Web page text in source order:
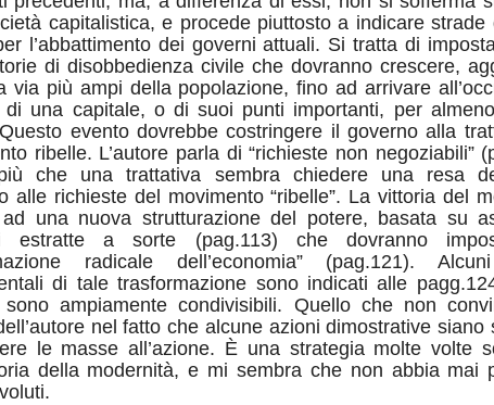
capitalistica, e procede piuttosto a indicare strade
l’abbattimento dei governi attuali. Si tratta di
di disobbedienza civile che dovranno crescere,
via più ampi della popolazione, fino ad arrivare
di una capitale, o di suoi punti importanti, per
evento dovrebbe costringere il governo alla
ribelle. L’autore parla di “richieste non negoziabili”
che una trattativa sembra chiedere una resa
alle richieste del movimento “ribelle”. La vittoria del
una nuova strutturazione del potere, basata su
estratte a sorte (pag.113) che dovranno
radicale dell’economia” (pag.121).
di tale trasformazione sono indicati alle
sono ampiamente condivisibili. Quello che non
nel fatto che alcune azioni dimostrative siano
le masse all’azione. È una strategia molte volte
della modernità, e mi sembra che non abbia mai